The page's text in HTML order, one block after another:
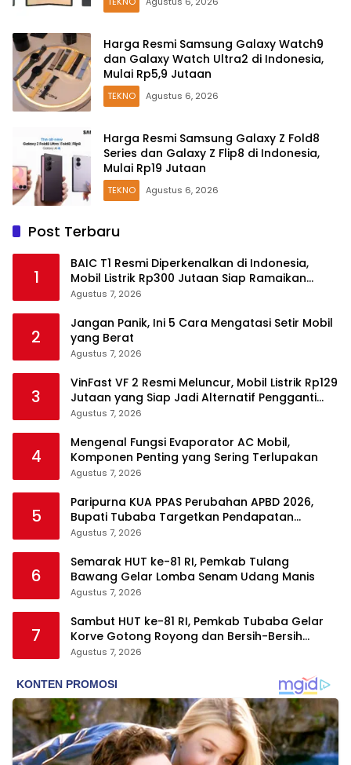
Harga Resmi Samsung Galaxy Watch9
dan Galaxy Watch Ultra2 di Indonesia,
Mulai Rp5,9 Jutaan
TEKNO Agustus 6, 2026
Harga Resmi Samsung Galaxy Z Fold8
Series dan Galaxy Z Flip8 di Indonesia,
Mulai Rp19 Jutaan
TEKNO Agustus 6, 2026
Post Terbaru
1
BAIC T1 Resmi Diperkenalkan di Indonesia,
Mobil Listrik Rp300 Jutaan Siap Ramaikan
Pasar EV
Agustus 7, 2026
2
Jangan Panik, Ini 5 Cara Mengatasi Setir Mobil
yang Berat
Agustus 7, 2026
3
VinFast VF 2 Resmi Meluncur, Mobil Listrik Rp129
Jutaan yang Siap Jadi Alternatif Pengganti
Motor
Agustus 7, 2026
4
Mengenal Fungsi Evaporator AC Mobil,
Komponen Penting yang Sering Terlupakan
Agustus 7, 2026
5
Paripurna KUA PPAS Perubahan APBD 2026,
Bupati Tubaba Targetkan Pendapatan
Daerah Rp820,3 Miliar
Agustus 7, 2026
6
Semarak HUT ke-81 RI, Pemkab Tulang
Bawang Gelar Lomba Senam Udang Manis
Agustus 7, 2026
7
Sambut HUT ke-81 RI, Pemkab Tubaba Gelar
Korve Gotong Royong dan Bersih-Bersih
Serentak
Agustus 7, 2026